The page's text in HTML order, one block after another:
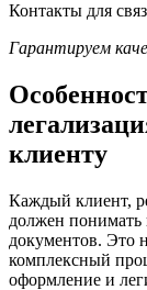
Контакты для
Гарантируем
клиенту
Каждый клиент,
должен понимать
документов. Это
комплексный
оформление и